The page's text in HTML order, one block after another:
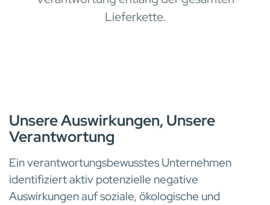
Lieferkette.
Unsere Auswirkungen, Unsere
Verantwortung
Ein verantwortungsbewusstes Unternehmen
identifiziert aktiv potenzielle negative
Auswirkungen auf soziale, ökologische und